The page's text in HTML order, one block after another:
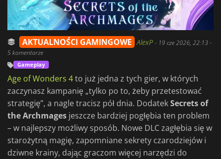
AKTUALNOŚCI GAMINGOWE AlexP - 19 cze 2026, 22:13-
5 komentarze
Gameplay
Age of Wonders 4to już jedna z tych gier, w których
zaczynasz kampanię „tylko po to, żeby przetestować
strategię”, a nagle tracisz pół dnia. DodatekSecrets of
the Archmages jeszcze bardziej pogłębia ten problem
– w najlepszy możliwy sposób. Nowe DLC zagłębia się w
starożytną magię, zapomniane sekrety czarodziejów i
dziwne krainy, dając graczom więcej narzędzi do